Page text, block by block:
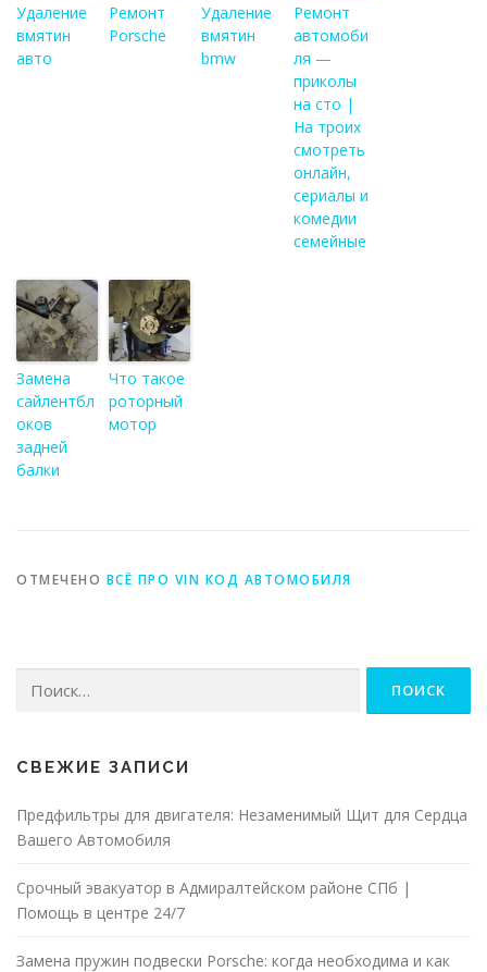
Удаление
вмятин
авто
Ремонт
Porsche
Удаление
вмятин
bmw
Ремонт
автомоби
ля —
приколы
на сто |
На троих
смотреть
онлайн,
сериалы и
комедии
семейные
Замена
сайлентбл
оков
задней
балки
Что такое
роторный
мотор
ОТМЕЧЕНО ВСЁ ПРО VIN КОД АВТОМОБИЛЯ
СВЕЖИЕ ЗАПИСИ
Предфильтры для двигателя: Незаменимый Щит для Сердца
Вашего Автомобиля
Срочный эвакуатор в Адмиралтейском районе СПб |
Помощь в центре 24/7
Замена пружин подвески Porsche: когда необходима и как